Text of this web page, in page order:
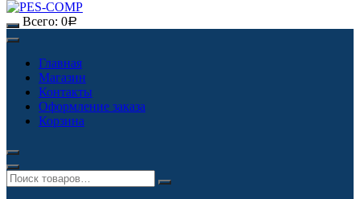
Всего: 0Р
Главная
Магазин
Контакты
Оформление заказа
Корзина